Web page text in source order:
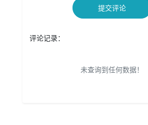
提交评论
评论记录：
未查询到任何数据！